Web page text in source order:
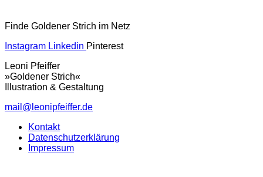
Finde Goldener Strich im Netz
Instagram Linkedin Pinterest
Leoni Pfeiffer
»Goldener Strich«
Illustration & Gestaltung
mail@leonipfeiffer.de
Kontakt
Datenschutzerklärung
Impressum